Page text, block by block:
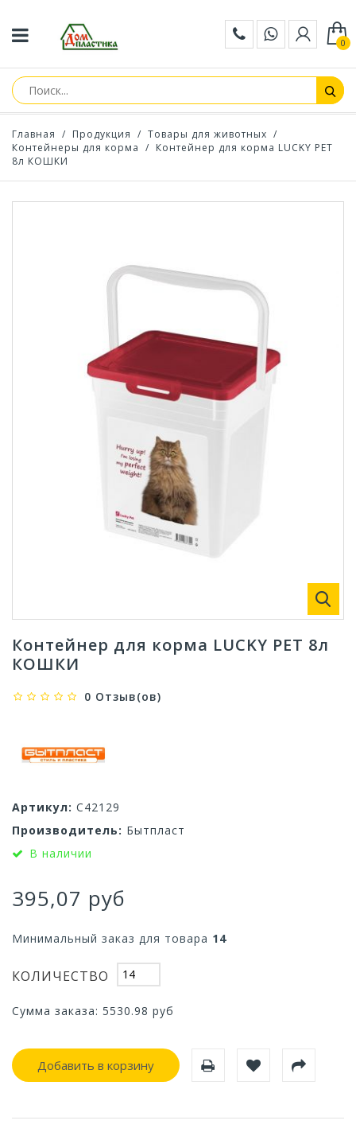
0
Главная / Продукция / Товары для животных /
Контейнеры для корма / Контейнер для корма LUCKY PET
8л КОШКИ
Контейнер для корма LUCKY PET 8л
КОШКИ
0 Отзыв(ов)
Артикул: С42129
Производитель: Бытпласт
В наличии
395,07 руб
Минимальный заказ для товара 14
КОЛИЧЕСТВО
Сумма заказа: 5530.98 руб
Добавить в корзину